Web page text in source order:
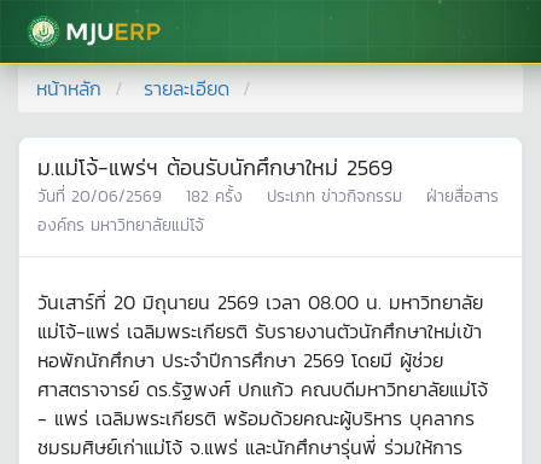
มหาวิทยาลัยแม่โจ้
หน้าหลัก รายละเอียด
ม.แม่โจ้-แพร่ฯ ต้อนรับนักศึกษาใหม่ 2569
วันที่ 20/06/2569 182 ครั้ง ประเภท ข่าวกิจกรรม
ฝ่ายสื่อสาร
องค์กร มหาวิทยาลัยแม่โจ้
วันเสาร์ที่ 20 มิถุนายน 2569 เวลา 08.00 น. มหาวิทยาลัย
แม่โจ้-แพร่ เฉลิมพระเกียรติ รับรายงานตัวนักศึกษาใหม่เข้า
หอพักนักศึกษา ประจำปีการศึกษา 2569 โดยมี ผู้ช่วย
ศาสตราจารย์ ดร.รัฐพงศ์ ปกแก้ว คณบดีมหาวิทยาลัยแม่โจ้
- แพร่ เฉลิมพระเกียรติ พร้อมด้วยคณะผู้บริหาร บุคลากร
ชมรมศิษย์เก่าแม่โจ้ จ.แพร่ และนักศึกษารุ่นพี่ ร่วมให้การ